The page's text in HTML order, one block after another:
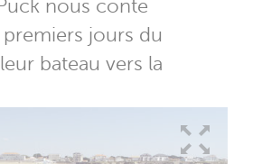
nous conte
premiers jours du
bateau vers la